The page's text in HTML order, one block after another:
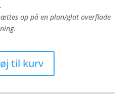
op på en plan/glat overflade
til kurv